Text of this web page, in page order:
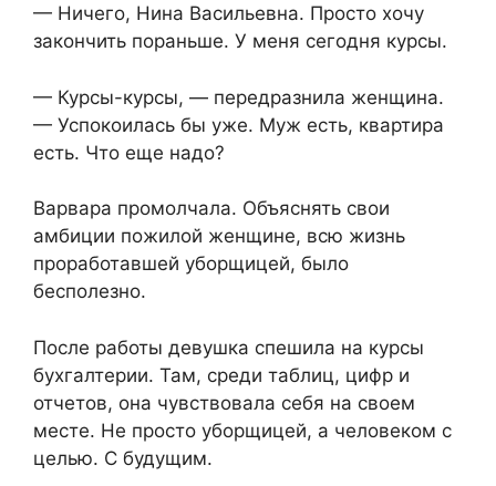
— Ничего, Нина Васильевна. Просто хочу
закончить пораньше. У меня сегодня курсы.
— Курсы-курсы, — передразнила женщина.
— Успокоилась бы уже. Муж есть, квартира
есть. Что еще надо?
Варвара промолчала. Объяснять свои
амбиции пожилой женщине, всю жизнь
проработавшей уборщицей, было
бесполезно.
После работы девушка спешила на курсы
бухгалтерии. Там, среди таблиц, цифр и
отчетов, она чувствовала себя на своем
месте. Не просто уборщицей, а человеком с
целью. С будущим.